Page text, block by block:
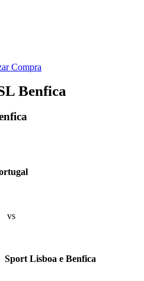
Compra
Benfica
vs
Sport Lisboa e Benfica